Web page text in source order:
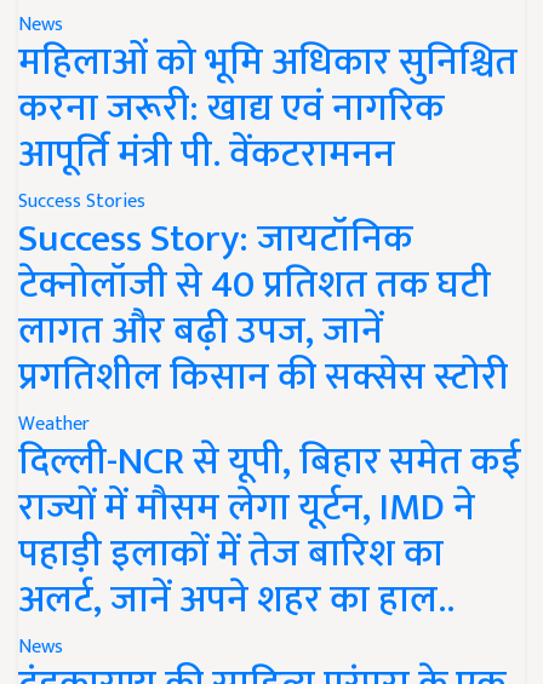
News
महिलाओं को भूमि अधिकार सुनिश्चित
करना जरूरी: खाद्य एवं नागरिक
आपूर्ति मंत्री पी. वेंकटरामनन
Success Stories
Success Story: जायटॉनिक
टेक्नोलॉजी से 40 प्रतिशत तक घटी
लागत और बढ़ी उपज, जानें
प्रगतिशील किसान की सक्सेस स्टोरी
Weather
दिल्ली-NCR से यूपी, बिहार समेत कई
राज्यों में मौसम लेगा यूर्टन, IMD ने
पहाड़ी इलाकों में तेज बारिश का
अलर्ट, जानें अपने शहर का हाल..
News